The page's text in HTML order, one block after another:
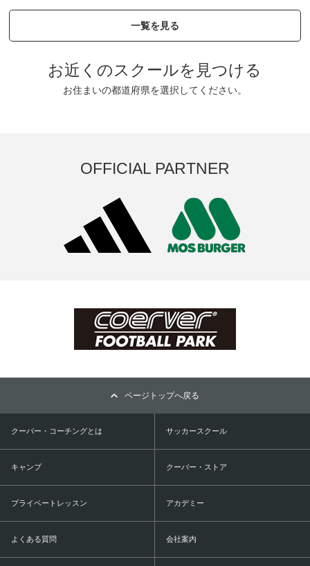
一覧を見る
お近くのスクールを見つける
お住まいの都道府県を選択してください。
OFFICIAL PARTNER
ページトップへ戻る
クーバー・コーチングとは サッカースクール
キャンプ クーバー・ストア
プライベートレッスン アカデミー
よくある質問 会社案内